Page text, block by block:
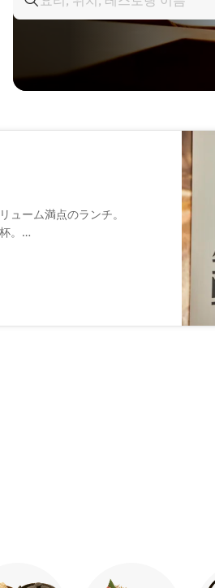
ューム満点のランチ。
。